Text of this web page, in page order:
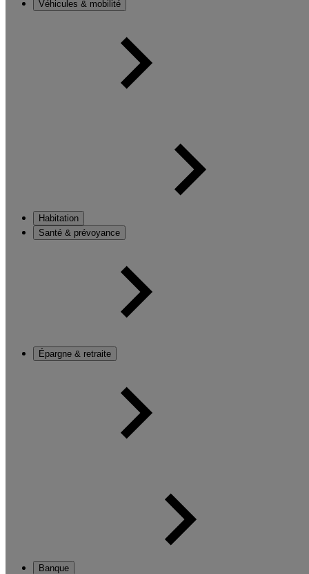
Véhicules & mobilité
Habitation
Santé & prévoyance
Épargne & retraite
Banque